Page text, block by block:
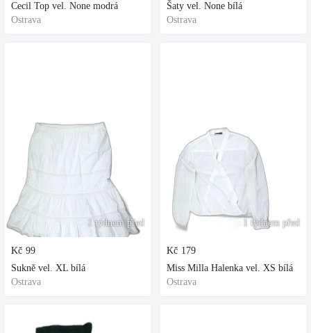
Cecil Top vel. None modrá
Ostrava
1 týdnem před
Kč 99
Sukně vel. XL bílá
Ostrava
Šaty vel. None bílá
Ostrava
1 týdnem před
Kč 179
Miss Milla Halenka vel. XS bílá
Ostrava